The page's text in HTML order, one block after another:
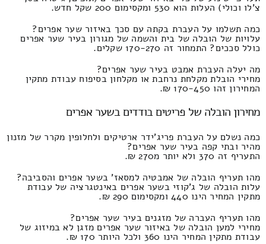
צ'לו וכולי) העלות הוא 530 ומקסימום 200 שקל חדש.
כמה תשלמו על העברת בקתה עם סכך באיזור שער אפרים?
עלויות של הובלה של בית והשמה של מגורון בעיר שער אפרים
כולל סככים? התמחור זה 170-270 שקלים.
מה יעלה העברת אמבט בעיר שער אפרים?
מחירי הובלת מקלחת נרחבת או מקלחון בסיפוח עבודת מתקין
המחירון זהו 170-450 ₪.
מחירון הובלה של פריטים בודדים בשער אפרים
כמה נשלם על העברת פריג'ידר ארטיקים ולחלופין מקרר של מזנון
מהיר ובתי קפה בעיר שער אפרים?
התעריף זה 370 ולא יותר מ270 ₪.
מהו תעריף הובלה של אמבטיה למסאז' בשער אפרים והסביבה?
עלות הובלה של ג'קוזי בשער אפרים באינטגרציה של עבודת
מתקין המחיר הינו 440 ומקסימום 290 ₪.
מהו תעריף העברה של מזגנים בעיר שער אפרים?
מחירי למען הובלה של באיזור שער אפרים מזגן לא במיזוג של
עבודת מתקין המחיר הינו 360 ולכל היותר 170 ₪.